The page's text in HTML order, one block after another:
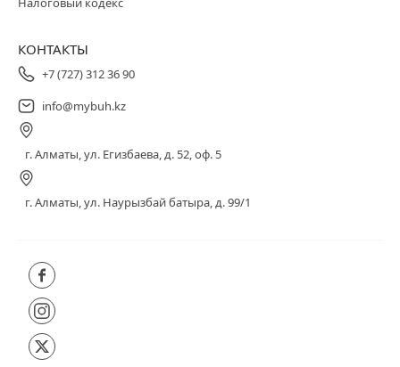
КОНТАКТЫ
+7 (727) 312 36 90
info@mybuh.kz
г. Алматы, ул. Егизбаева, д. 52, оф. 5
г. Алматы, ул. Наурызбай батыра, д. 99/1